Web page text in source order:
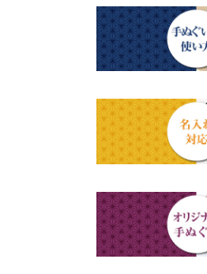
浮世絵・名画名
四季
江戸小紋・総柄
赤ちゃん甚平
チーフ・風呂敷
ステーショナリ
タペストリー・
額
母の日ギフト
結婚祝い
秋のギフト